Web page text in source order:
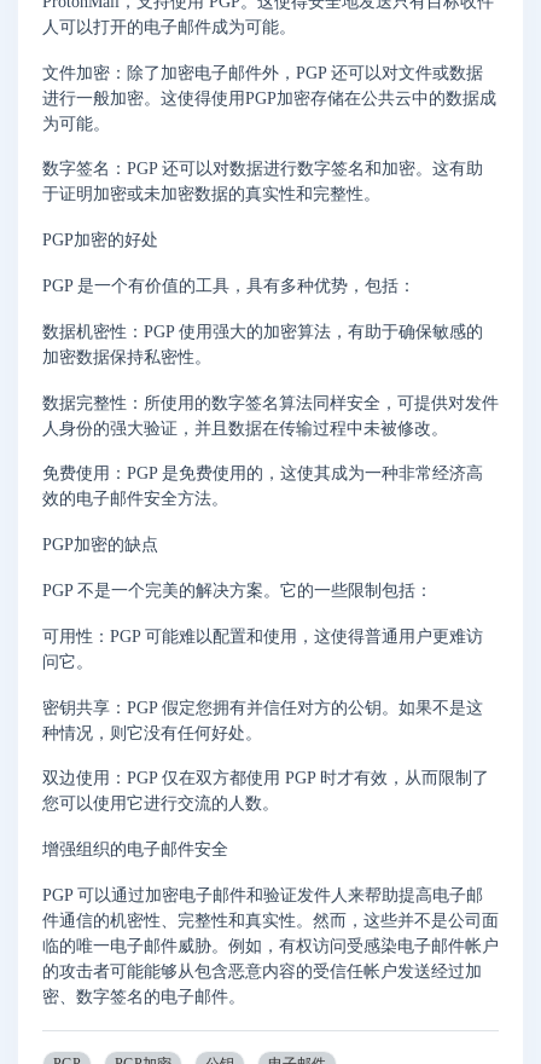
人可以打开的电子邮件成为可能。
文件加密：除了加密电子邮件外，PGP 还可以对文件或数据
进行一般加密。这使得使用PGP加密存储在公共云中的数据成
为可能。
数字签名：PGP 还可以对数据进行数字签名和加密。这有助
于证明加密或未加密数据的真实性和完整性。
PGP加密的好处
PGP 是一个有价值的工具，具有多种优势，包括：
数据机密性：PGP 使用强大的加密算法，有助于确保敏感的
加密数据保持私密性。
数据完整性：所使用的数字签名算法同样安全，可提供对发件
人身份的强大验证，并且数据在传输过程中未被修改。
免费使用：PGP 是免费使用的，这使其成为一种非常经济高
效的电子邮件安全方法。
PGP加密的缺点
PGP 不是一个完美的解决方案。它的一些限制包括：
可用性：PGP 可能难以配置和使用，这使得普通用户更难访
问它。
密钥共享：PGP 假定您拥有并信任对方的公钥。如果不是这
种情况，则它没有任何好处。
双边使用：PGP 仅在双方都使用 PGP 时才有效，从而限制了
您可以使用它进行交流的人数。
增强组织的电子邮件安全
PGP 可以通过加密电子邮件和验证发件人来帮助提高电子邮
件通信的机密性、完整性和真实性。然而，这些并不是公司面
临的唯一电子邮件威胁。例如，有权访问受感染电子邮件帐户
的攻击者可能能够从包含恶意内容的受信任帐户发送经过加
密、数字签名的电子邮件。